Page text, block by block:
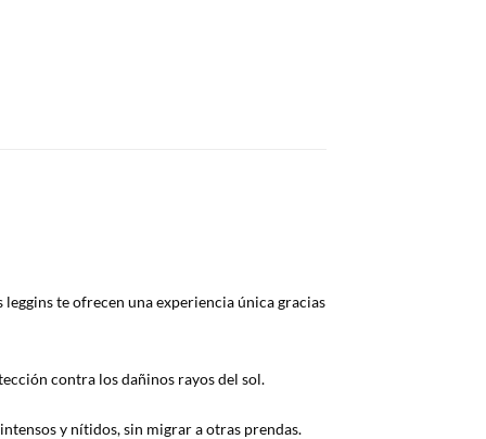
te ofrecen una experiencia única gracias
contra los dañinos rayos del sol.
y nítidos, sin migrar a otras prendas.